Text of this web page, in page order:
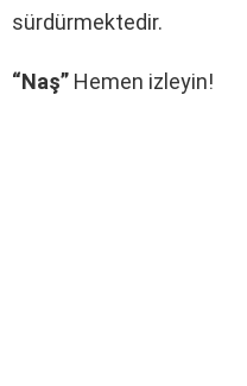
sürdürmektedir.
“Naş” Hemen izleyin!